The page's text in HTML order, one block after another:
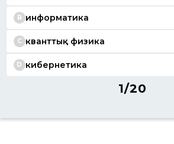
B информатика
C кванттық физика
D кибернетика
1/20